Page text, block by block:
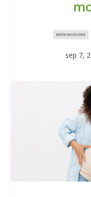
BETER GEHEUGEN
sep 7,